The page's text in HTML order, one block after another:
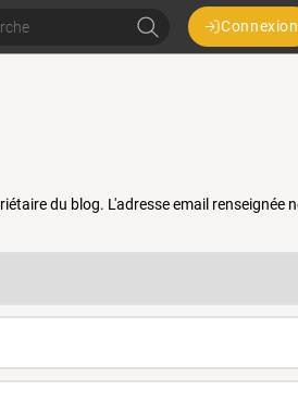
Connexion
du blog. L'adresse email renseignée